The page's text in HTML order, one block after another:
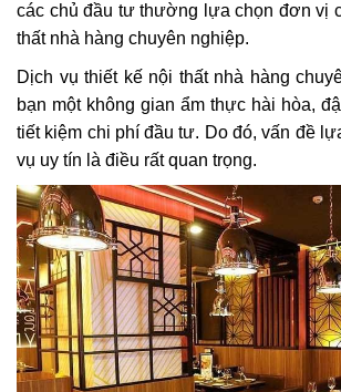
các chủ đầu tư thường lựa chọn đơn vị
thất nhà hàng chuyên nghiệp.
Dịch vụ thiết kế nội thất nhà hàng
bạn một không gian ẩm thực hài hòa,
tiết kiệm chi phí đầu tư. Do đó, vấn đề
vụ uy tín là điều rất quan trọng.